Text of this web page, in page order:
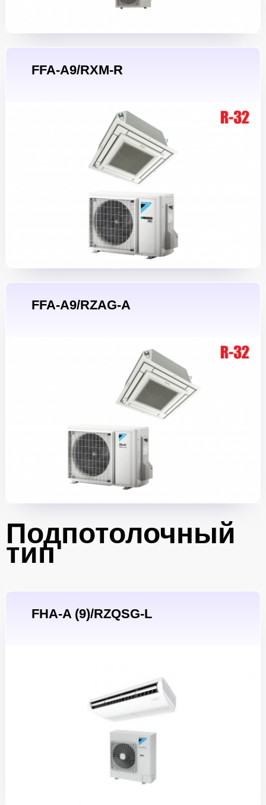
FFA-A9/RXM-R
FFA-A9/RZAG-A
Подпотолочный
тип
FHA-A (9)/RZQSG-L